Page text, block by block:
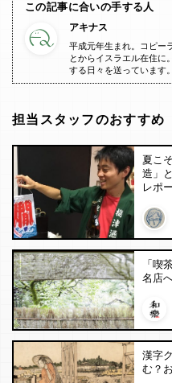
この記事に合いの手する人
アキナス
平成元年生まれ。コピー
とからイスラエル在住に
する日々を送っています
担当スタッフのおすすめ
夏こ
造」
レポ
「喫
名店へ
漢字
む？